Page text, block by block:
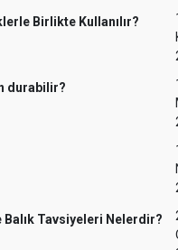
Birlikte Kullanılır?
durabilir?
Balık Tavsiyeleri Nelerdir?